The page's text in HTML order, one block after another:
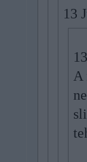
13
A